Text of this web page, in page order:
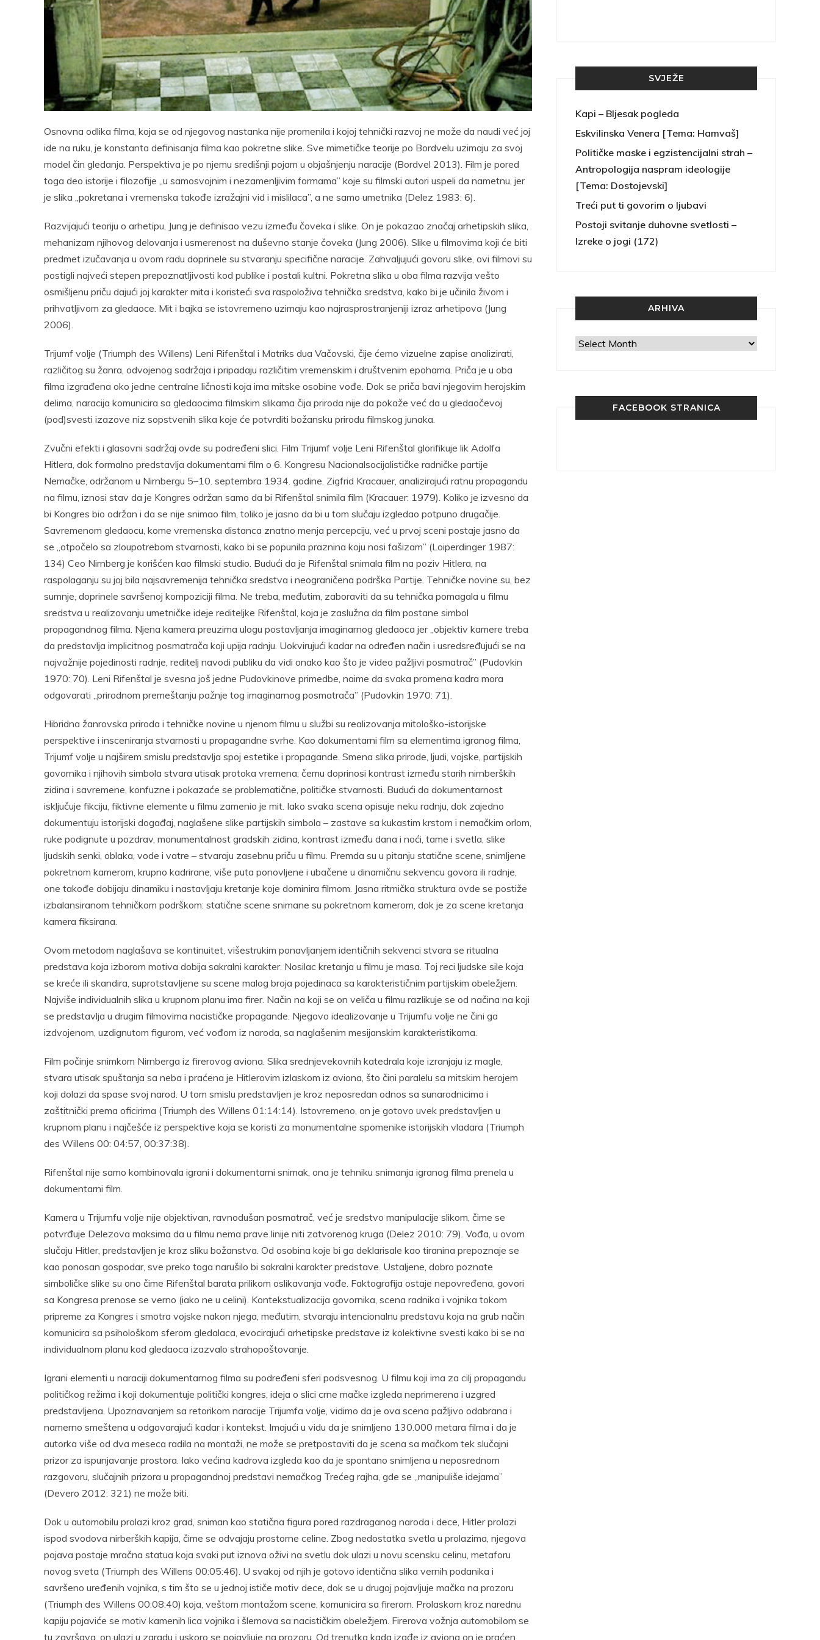
Osnovna odlika filma, koja se od njegovog nastanka nije promenila i kojoj tehnički razvoj ne može da naudi već joj
ide na ruku, je konstanta definisanja filma kao pokretne slike. Sve mimetičke teorije po Bordvelu uzimaju za svoj
model čin gledanja. Perspektiva je po njemu središnji pojam u objašnjenju naracije (Bordvel 2013). Film je pored
toga deo istorije i filozofije ,,u samosvojnim i nezamenljivim formama” koje su filmski autori uspeli da nametnu, jer
je slika ,,pokretana i vremenska takođe izražajni vid i mislilaca”, a ne samo umetnika (Delez 1983: 6).
Razvijajući teoriju o arhetipu, Jung je definisao vezu između čoveka i slike. On je pokazao značaj arhetipskih slika,
mehanizam njihovog delovanja i usmerenost na duševno stanje čoveka (Jung 2006). Slike u filmovima koji će biti
predmet izučavanja u ovom radu doprinele su stvaranju specifične naracije. Zahvaljujući govoru slike, ovi filmovi su
postigli najveći stepen prepoznatljivosti kod publike i postali kultni. Pokretna slika u oba filma razvija vešto
osmišljenu priču dajući joj karakter mita i koristeći sva raspoloživa tehnička sredstva, kako bi je učinila živom i
prihvatljivom za gledaoce. Mit i bajka se istovremeno uzimaju kao najrasprostranjeniji izraz arhetipova (Jung
2006).
Trijumf volje (Triumph des Willens) Leni Rifenštal i Matriks dua Vačovski, čije ćemo vizuelne zapise analizirati,
različitog su žanra, odvojenog sadržaja i pripadaju različitim vremenskim i društvenim epohama. Priča je u oba
filma izgrađena oko jedne centralne ličnosti koja ima mitske osobine vođe. Dok se priča bavi njegovim herojskim
delima, naracija komunicira sa gledaocima filmskim slikama čija priroda nije da pokaže već da u gledaočevoj
(pod)svesti izazove niz sopstvenih slika koje će potvrditi božansku prirodu filmskog junaka.
Zvučni efekti i glasovni sadržaj ovde su podređeni slici. Film Trijumf volje Leni Rifenštal glorifikuje lik Adolfa
Hitlera, dok formalno predstavlja dokumentarni film o 6. Kongresu Nacionalsocijalističke radničke partije
Nemačke, održanom u Nirnbergu 5–10. septembra 1934. godine. Zigfrid Kracauer, analizirajući ratnu propagandu
na filmu, iznosi stav da je Kongres održan samo da bi Rifenštal snimila film (Kracauer: 1979). Koliko je izvesno da
bi Kongres bio održan i da se nije snimao film, toliko je jasno da bi u tom slučaju izgledao potpuno drugačije.
Savremenom gledaocu, kome vremenska distanca znatno menja percepciju, već u prvoj sceni postaje jasno da
se „otpočelo sa zloupotrebom stvarnosti, kako bi se popunila praznina koju nosi fašizam” (Loiperdinger 1987:
134) Ceo Nirnberg je korišćen kao filmski studio. Budući da je Rifenštal snimala film na poziv Hitlera, na
raspolaganju su joj bila najsavremenija tehnička sredstva i neograničena podrška Partije. Tehničke novine su, bez
sumnje, doprinele savršenoj kompoziciji filma. Ne treba, međutim, zaboraviti da su tehnička pomagala u filmu
sredstva u realizovanju umetničke ideje rediteljke Rifenštal, koja je zaslužna da film postane simbol
propagandnog filma. Njena kamera preuzima ulogu postavljanja imaginarnog gledaoca jer „objektiv kamere treba
da predstavlja implicitnog posmatrača koji upija radnju. Uokvirujući kadar na određen način i usredsređujući se na
najvažnije pojedinosti radnje, reditelj navodi publiku da vidi onako kao što je video pažljivi posmatrač” (Pudovkin
1970: 70). Leni Rifenštal je svesna još jedne Pudovkinove primedbe, naime da svaka promena kadra mora
odgovarati „prirodnom premeštanju pažnje tog imaginarnog posmatrača” (Pudovkin 1970: 71).
Hibridna žanrovska priroda i tehničke novine u njenom filmu u službi su realizovanja mitološko-istorijske
perspektive i insceniranja stvarnosti u propagandne svrhe. Kao dokumentarni film sa elementima igranog filma,
Trijumf volje u najširem smislu predstavlja spoj estetike i propagande. Smena slika prirode, ljudi, vojske, partijskih
govornika i njihovih simbola stvara utisak protoka vremena; čemu doprinosi kontrast između starih nirnberških
zidina i savremene, konfuzne i pokazaće se problematične, političke stvarnosti. Budući da dokumentarnost
isključuje fikciju, fiktivne elemente u filmu zamenio je mit. Iako svaka scena opisuje neku radnju, dok zajedno
dokumentuju istorijski događaj, naglašene slike partijskih simbola – zastave sa kukastim krstom i nemačkim orlom,
ruke podignute u pozdrav, monumentalnost gradskih zidina, kontrast između dana i noći, tame i svetla, slike
ljudskih senki, oblaka, vode i vatre – stvaraju zasebnu priču u filmu. Premda su u pitanju statične scene, snimljene
pokretnom kamerom, krupno kadrirane, više puta ponovljene i ubačene u dinamičnu sekvencu govora ili radnje,
one takođe dobijaju dinamiku i nastavljaju kretanje koje dominira filmom. Jasna ritmička struktura ovde se postiže
izbalansiranom tehničkom podrškom: statične scene snimane su pokretnom kamerom, dok je za scene kretanja
kamera fiksirana.
Ovom metodom naglašava se kontinuitet, višestrukim ponavljanjem identičnih sekvenci stvara se ritualna
predstava koja izborom motiva dobija sakralni karakter. Nosilac kretanja u filmu je masa. Toj reci ljudske sile koja
se kreće ili skandira, suprotstavljene su scene malog broja pojedinaca sa karakterističnim partijskim obeležjem.
Najviše individualnih slika u krupnom planu ima firer. Način na koji se on veliča u filmu razlikuje se od načina na koji
se predstavlja u drugim filmovima nacističke propagande. Njegovo idealizovanje u Trijumfu volje ne čini ga
izdvojenom, uzdignutom figurom, već vođom iz naroda, sa naglašenim mesijanskim karakteristikama.
Film počinje snimkom Nirnberga iz firerovog aviona. Slika srednjevekovnih katedrala koje izranjaju iz magle,
stvara utisak spuštanja sa neba i praćena je Hitlerovim izlaskom iz aviona, što čini paralelu sa mitskim herojem
koji dolazi da spase svoj narod. U tom smislu predstavljen je kroz neposredan odnos sa sunarodnicima i
zaštitnički prema oficirima (Triumph des Willens 01:14:14). Istovremeno, on je gotovo uvek predstavljen u
krupnom planu i najčešće iz perspektive koja se koristi za monumentalne spomenike istorijskih vladara (Triumph
des Willens 00: 04:57, 00:37:38).
Rifenštal nije samo kombinovala igrani i dokumentarni snimak, ona je tehniku snimanja igranog filma prenela u
dokumentarni film.
Kamera u Trijumfu volje nije objektivan, ravnodušan posmatrač, već je sredstvo manipulacije slikom, čime se
potvrđuje Delezova maksima da u filmu nema prave linije niti zatvorenog kruga (Delez 2010: 79). Vođa, u ovom
slučaju Hitler, predstavljen je kroz sliku božanstva. Od osobina koje bi ga deklarisale kao tiranina prepoznaje se
kao ponosan gospodar, sve preko toga narušilo bi sakralni karakter predstave. Ustaljene, dobro poznate
simboličke slike su ono čime Rifenštal barata prilikom oslikavanja vođe. Faktografija ostaje nepovređena, govori
sa Kongresa prenose se verno (iako ne u celini). Kontekstualizacija govornika, scena radnika i vojnika tokom
pripreme za Kongres i smotra vojske nakon njega, međutim, stvaraju intencionalnu predstavu koja na grub način
komunicira sa psihološkom sferom gledalaca, evocirajući arhetipske predstave iz kolektivne svesti kako bi se na
individualnom planu kod gledaoca izazvalo strahopoštovanje.
Igrani elementi u naraciji dokumentarnog filma su podređeni sferi podsvesnog. U filmu koji ima za cilj propagandu
političkog režima i koji dokumentuje politički kongres, ideja o slici crne mačke izgleda neprimerena i uzgred
predstavljena. Upoznavanjem sa retorikom naracije Trijumfa volje, vidimo da je ova scena pažljivo odabrana i
namerno smeštena u odgovarajući kadar i kontekst. Imajući u vidu da je snimljeno 130.000 metara filma i da je
autorka više od dva meseca radila na montaži, ne može se pretpostaviti da je scena sa mačkom tek slučajni
prizor za ispunjavanje prostora. Iako većina kadrova izgleda kao da je spontano snimljena u neposrednom
razgovoru, slučajnih prizora u propagandnoj predstavi nemačkog Trećeg rajha, gde se ,,manipuliše idejama”
(Devero 2012: 321) ne može biti.
Dok u automobilu prolazi kroz grad, sniman kao statična figura pored razdraganog naroda i dece, Hitler prolazi
ispod svodova nirberških kapija, čime se odvajaju prostorne celine. Zbog nedostatka svetla u prolazima, njegova
pojava postaje mračna statua koja svaki put iznova oživi na svetlu dok ulazi u novu scensku celinu, metaforu
novog sveta (Triumph des Willens 00:05:46). U svakoj od njih je gotovo identična slika vernih podanika i
savršeno uređenih vojnika, s tim što se u jednoj ističe motiv dece, dok se u drugoj pojavljuje mačka na prozoru
(Triumph des Willens 00:08:40) koja, veštom montažom scene, komunicira sa firerom. Prolaskom kroz narednu
kapiju pojaviće se motiv kamenih lica vojnika i šlemova sa nacističkim obeležjem. Firerova vožnja automobilom se
tu završava, on ulazi u zgradu i uskoro se pojavljuje na prozoru. Od trenutka kada izađe iz aviona on je praćen
Pocket
Email Print
SVJEŽE
Kapi – Bljesak pogleda
Eskvilinska Venera [Tema: Hamvaš]
Političke maske i egzistencijalni strah –
Antropologija naspram ideologije
[Tema: Dostojevski]
Treći put ti govorim o ljubavi
Postoji svitanje duhovne svetlosti –
Izreke o jogi (172)
ARHIVA
Arhiva
FACEBOOK STRANICA